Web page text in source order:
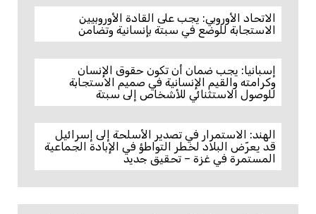
الاتحاد الأوروبي: يجب على القادة الأوروبيين
الاستجابة للوضع في سبتة بإنسانية وتضامن
إسبانيا: يجب ضمان أن تكون حقوق الإنسان
وكرامته والقيم الإنسانية في صميم الاستجابة
للوصول الاستثنائي للأشخاص إلى سبتة
الهند: الاستمرار في تصدير الأسلحة إلى إسرائيل
قد يعرّض البلاد لخطر التواطؤ في الإبادة الجماعية
المستمرة في غزة – تحقيق جديد